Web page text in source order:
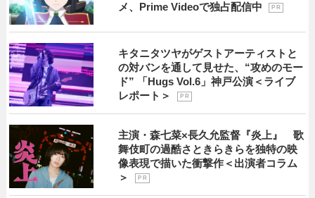
メ、Prime Videoで独占配信中
P R
キタニタツヤがゲストアーティストと
の対バンを通して見せた、“攻めのモー
ド” 「Hugs Vol.6」神戸公演＜ライブ
レポート＞
P R
主演・森七菜×長久允監督『炎上』 歌
舞伎町の過酷さときらきらを独特の映
像表現で描いた衝撃作＜出演者コラム
＞
P R